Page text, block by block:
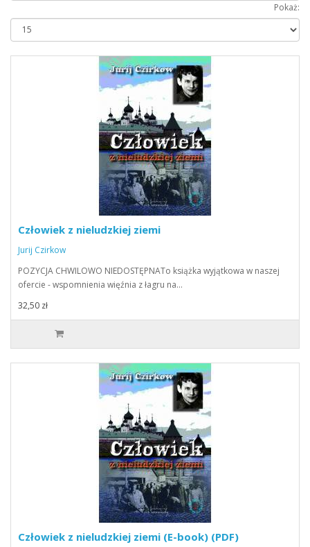
Pokaż:
Człowiek z nieludzkiej ziemi
Jurij Czirkow
POZYCJA CHWILOWO NIEDOSTĘPNATo książka wyjątkowa w naszej
ofercie - wspomnienia więźnia z łagru na…
32,50 zł
Człowiek z nieludzkiej ziemi (E-book) (PDF)